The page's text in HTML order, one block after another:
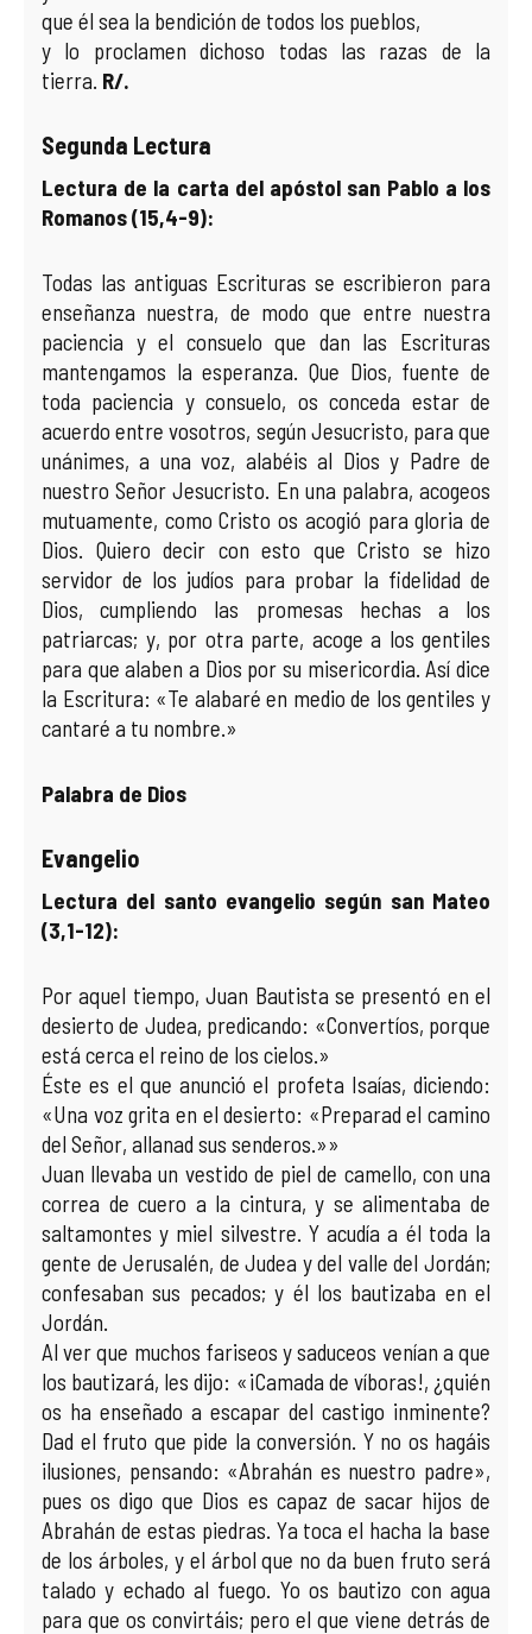
que él sea la bendición de todos los pueblos,
y lo proclamen dichoso todas las razas de la
tierra. R/.
Segunda Lectura
Lectura de la carta del apóstol san Pablo a los
Romanos (15,4-9):
Todas las antiguas Escrituras se escribieron para
enseñanza nuestra, de modo que entre nuestra
paciencia y el consuelo que dan las Escrituras
mantengamos la esperanza. Que Dios, fuente de
toda paciencia y consuelo, os conceda estar de
acuerdo entre vosotros, según Jesucristo, para que
unánimes, a una voz, alabéis al Dios y Padre de
nuestro Señor Jesucristo. En una palabra, acogeos
mutuamente, como Cristo os acogió para gloria de
Dios. Quiero decir con esto que Cristo se hizo
servidor de los judíos para probar la fidelidad de
Dios, cumpliendo las promesas hechas a los
patriarcas; y, por otra parte, acoge a los gentiles
para que alaben a Dios por su misericordia. Así dice
la Escritura: «Te alabaré en medio de los gentiles y
cantaré a tu nombre.»
Palabra de Dios
Evangelio
Lectura del santo evangelio según san Mateo
(3,1-12):
Por aquel tiempo, Juan Bautista se presentó en el
desierto de Judea, predicando: «Convertíos, porque
está cerca el reino de los cielos.»
Éste es el que anunció el profeta Isaías, diciendo:
«Una voz grita en el desierto: «Preparad el camino
del Señor, allanad sus senderos.»»
Juan llevaba un vestido de piel de camello, con una
correa de cuero a la cintura, y se alimentaba de
saltamontes y miel silvestre. Y acudía a él toda la
gente de Jerusalén, de Judea y del valle del Jordán;
confesaban sus pecados; y él los bautizaba en el
Jordán.
Al ver que muchos fariseos y saduceos venían a que
los bautizará, les dijo: «¡Camada de víboras!, ¿quién
os ha enseñado a escapar del castigo inminente?
Dad el fruto que pide la conversión. Y no os hagáis
ilusiones, pensando: «Abrahán es nuestro padre»,
pues os digo que Dios es capaz de sacar hijos de
Abrahán de estas piedras. Ya toca el hacha la base
de los árboles, y el árbol que no da buen fruto será
talado y echado al fuego. Yo os bautizo con agua
para que os convirtáis; pero el que viene detrás de